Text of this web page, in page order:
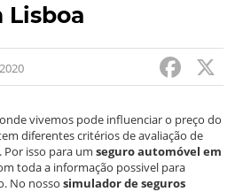
Lisboa
vivemos pode influenciar o preço do
diferentes critérios de avaliação de
Por isso para umseguro automóvel em
toda a informação possivel para
No nossosimulador de seguros
F
a
c
e